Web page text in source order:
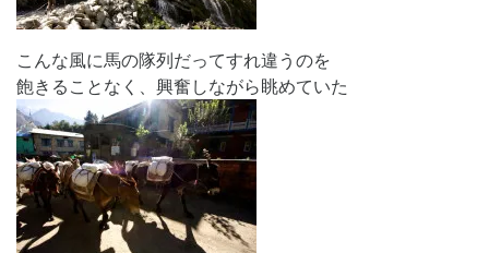
こんな風に馬の隊列だってすれ違うのを
飽きることなく、興奮しながら眺めていた